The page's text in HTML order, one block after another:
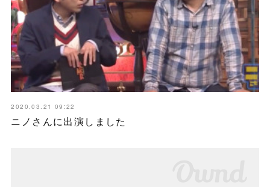
2020.03.21 09:22
ニノさんに出演しました